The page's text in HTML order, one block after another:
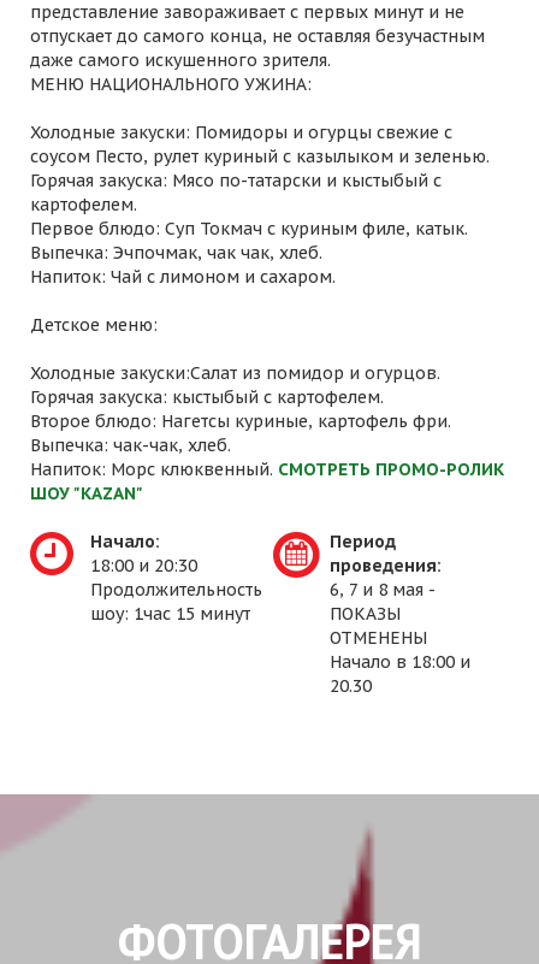
представление завораживает с первых минут и не
отпускает до самого конца, не оставляя безучастным
даже самого искушенного зрителя.
МЕНЮ НАЦИОНАЛЬНОГО УЖИНА:
Холодные закуски: Помидоры и огурцы свежие с
соусом Песто, рулет куриный с казылыком и зеленью.
Горячая закуска: Мясо по-татарски и кыстыбый с
картофелем.
Первое блюдо: Суп Токмач с куриным филе, катык.
Выпечка: Эчпочмак, чак чак, хлеб.
Напиток: Чай с лимоном и сахаром.
Детское меню:
Холодные закуски:Салат из помидор и огурцов.
Горячая закуска: кыстыбый с картофелем.
Второе блюдо: Нагетсы куриные, картофель фри.
Выпечка: чак-чак, хлеб.
Напиток: Морс клюквенный. СМОТРЕТЬ ПРОМО-РОЛИК
ШОУ "KAZAN"
Начало:
18:00 и 20:30
Продолжительность
шоу: 1час 15 минут
Период
проведения:
6, 7 и 8 мая -
ПОКАЗЫ
ОТМЕНЕНЫ
Начало в 18:00 и
20.30
ФОТОГАЛЕРЕЯ